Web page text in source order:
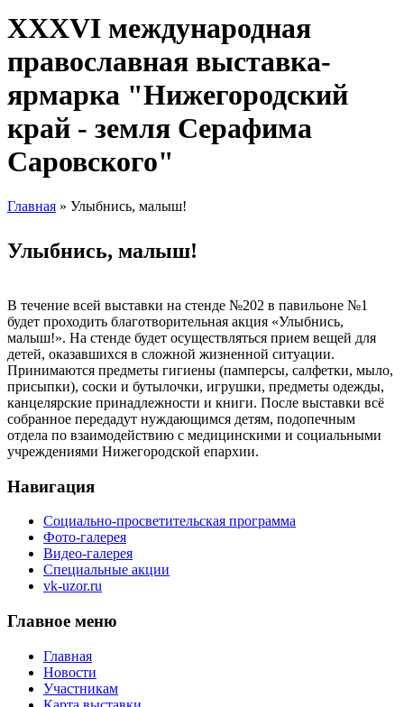
XXXVI международная
православная выставка-
ярмарка "Нижегородский
край - земля Серафима
Саровского"
Главная » Улыбнись, малыш!
Улыбнись, малыш!
В течение всей выставки на стенде №202 в павильоне №1
будет проходить благотворительная акция «Улыбнись,
малыш!». На стенде будет осуществляться прием вещей для
детей, оказавшихся в сложной жизненной ситуации.
Принимаются предметы гигиены (памперсы, салфетки, мыло,
присыпки), соски и бутылочки, игрушки, предметы одежды,
канцелярские принадлежности и книги. После выставки всё
собранное передадут нуждающимся детям, подопечным
отдела по взаимодействию с медицинскими и социальными
учреждениями Нижегородской епархии.
Навигация
Социально-просветительская программа
Фото-галерея
Видео-галерея
Специальные акции
vk-uzor.ru
Главное меню
Главная
Новости
Участникам